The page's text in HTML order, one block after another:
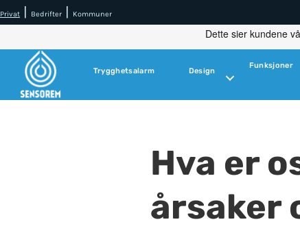
Privat Bedrifter Kommuner
Trygghetsalarm Design
Funksjoner
Hva er
årsaker